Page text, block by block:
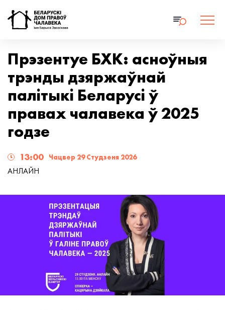
Прэзентуе БХК: асноўныя
трэнды дзяржаўнай
палітыкі Беларусі ў
правах чалавека ў 2025
годзе
13:00 Чацвер 29 Студзеня 2026
АНЛАЙН